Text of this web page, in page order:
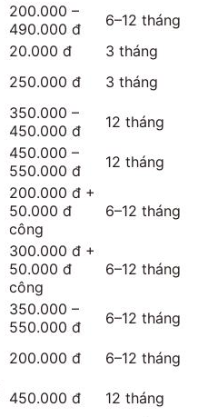
200.000 –
490.000 đ
6–12 tháng
20.000 đ
3 tháng
250.000 đ 3 tháng
350.000 –
450.000 đ
12 tháng
450.000 –
550.000 đ
12 tháng
200.000 đ +
50.000 đ
công
6–12 tháng
300.000 đ +
50.000 đ
công
6–12 tháng
350.000 –
550.000 đ
6–12 tháng
200.000 đ 6–12 tháng
450.000 đ
12 tháng